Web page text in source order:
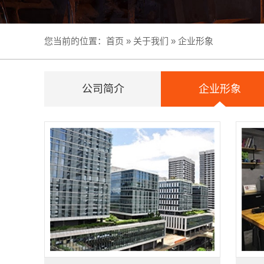
您当前的位置： 首页 » 关于我们 » 企业形象
公司简介 企业形象